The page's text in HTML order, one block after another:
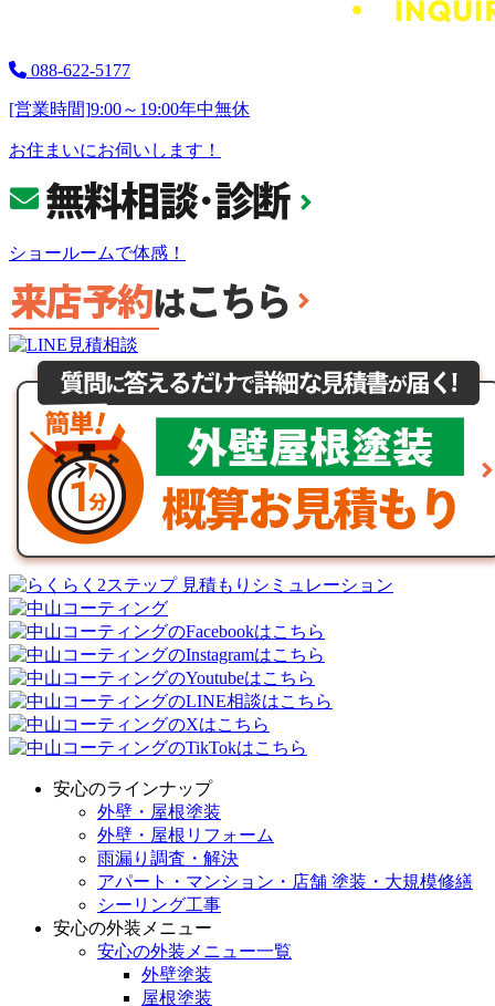
088-622-5177
[営業時間]9:00～19:00年中無休
お住まいにお伺いします！
ショールームで体感！
安心のラインナップ
外壁・屋根塗装
外壁・屋根リフォーム
雨漏り調査・解決
アパート・マンション・店舗 塗装・大規模修繕
シーリング工事
安心の外装メニュー
安心の外装メニュー一覧
外壁塗装
屋根塗装